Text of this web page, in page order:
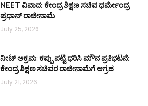
NEET ವಿವಾದ: ಕೇಂದ್ರ ಶಿಕ್ಷಣ ಸಚಿವ ಧರ್ಮೇಂದ್ರ
ಪ್ರಧಾನ್ ರಾಜೀನಾಮೆ
July 25, 2026
ನೀಟ್ ಅಕ್ರಮ: ಕಪ್ಪು ಪಟ್ಟಿ ಧರಿಸಿ ಮೌನ ಪ್ರತಿಭಟನೆ:
ಕೇಂದ್ರ ಶಿಕ್ಷಣ ಸಚಿವರ ರಾಜೀನಾಮೆಗೆ ಆಗ್ರಹ
July 21, 2026